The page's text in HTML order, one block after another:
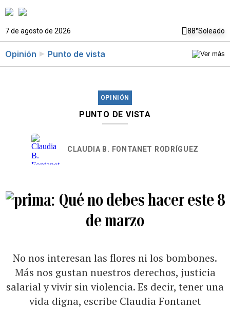
7 de agosto de 2026 88°Soleado
Opinión Punto de vista
OPINIÓN
PUNTO DE VISTA
CLAUDIA B. FONTANET RODRÍGUEZ
Qué no debes hacer este 8
de marzo
No nos interesan las flores ni los bombones.
Más nos gustan nuestros derechos, justicia
salarial y vivir sin violencia. Es decir, tener una
vida digna, escribe Claudia Fontanet